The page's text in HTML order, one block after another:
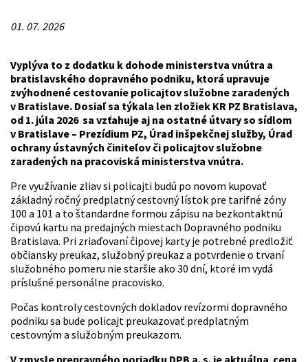
01. 07. 2026
Vyplýva to z dodatku k dohode ministerstva vnútra a
bratislavského dopravného podniku, ktorá upravuje
zvýhodnené cestovanie policajtov služobne zaradených
v Bratislave. Dosiaľ sa týkala len zložiek KR PZ Bratislava,
od 1. júla 2026 sa vzťahuje aj na ostatné útvary so sídlom
v Bratislave – Prezídium PZ, Úrad inšpekčnej služby, Úrad
ochrany ústavných činiteľov či policajtov služobne
zaradených na pracoviská ministerstva vnútra.
Pre využívanie zliav si policajti budú po novom kupovať
základný ročný predplatný cestovný lístok pre tarifné zóny
100 a 101 a to štandardne formou zápisu na bezkontaktnú
čipovú kartu na predajných miestach Dopravného podniku
Bratislava. Pri zriaďovaní čipovej karty je potrebné predložiť
občiansky preukaz, služobný preukaz a potvrdenie o trvaní
služobného pomeru nie staršie ako 30 dní, ktoré im vydá
príslušné personálne pracovisko.
Počas kontroly cestovných dokladov revízormi dopravného
podniku sa bude policajt preukazovať predplatným
cestovným a služobným preukazom.